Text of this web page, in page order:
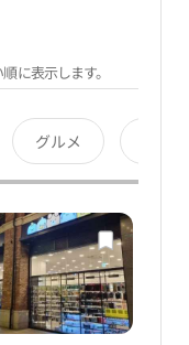
に表示します。
グルメ